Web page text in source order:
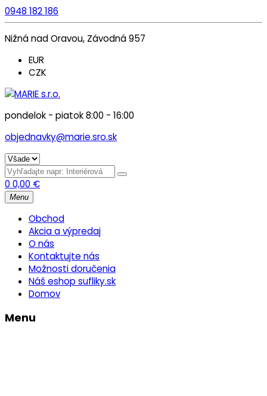
0948 182 186
Nižná nad Oravou, Závodná 957
EUR
CZK
pondelok - piatok 8:00 - 16:00
objednavky@marie.sro.sk
0 0,00 €
Menu
Obchod
Akcia a výpredaj
O nás
Kontaktujte nás
Možnosti doručenia
Náš eshop sufliky.sk
Domov
Menu